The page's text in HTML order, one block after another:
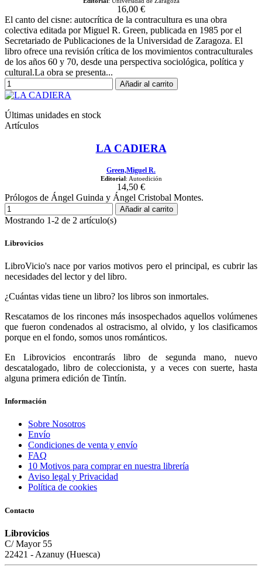
16,00 €
El canto del cisne: autocrítica de la contracultura es una obra
colectiva editada por Miguel R. Green, publicada en 1985 por el
Secretariado de Publicaciones de la Universidad de Zaragoza. El
libro ofrece una revisión crítica de los movimientos contraculturales
de los años 60 y 70, desde una perspectiva sociológica, política y
cultural.La obra se presenta...
Añadir al carrito
Últimas unidades en stock
Artículos
LA CADIERA
Green,Miguel R.
Editorial: Autoedición
14,50 €
Prólogos de Ángel Guinda y Ángel Cristobal Montes.
Añadir al carrito
Mostrando 1-2 de 2 artículo(s)
Librovicios
LibroVicio's nace por varios motivos pero el principal, es cubrir las
necesidades del lector y del libro.
¿Cuántas vidas tiene un libro? los libros son inmortales.
Rescatamos de los rincones más insospechados aquellos volúmenes
que fueron condenados al ostracismo, al olvido, y los clasificamos
porque en el fondo, somos unos románticos.
En Librovicios encontrarás libro de segunda mano, nuevo
descatalogado, libro de coleccionista, y a veces con suerte, hasta
alguna primera edición de Tintín.
Información
Sobre Nosotros
Envío
Condiciones de venta y envío
FAQ
10 Motivos para comprar en nuestra librería
Aviso legal y Privacidad
Política de cookies
Contacto
Librovicios
C/ Mayor 55
22421 - Azanuy (Huesca)